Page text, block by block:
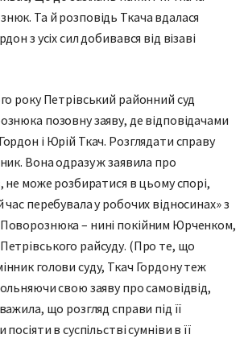
Та й розповідь Ткача вдалася
з усіх сил добивався від візаві
року Петрівський районний суд
позовну заяву, де відповідачами
і Юрій Ткач. Розглядати справу
Вона одразу ж заявила про
не може розбиратися в цьому спорі,
перебувала у робочих відносинах» з
– нині покійним Юрченком,
райсуду. (Про те, що
голови суду, Ткач Гордону теж
свою заяву про самовідвід,
що розгляд справи під її
в суспільстві сумніви в її